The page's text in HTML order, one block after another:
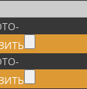
-
-